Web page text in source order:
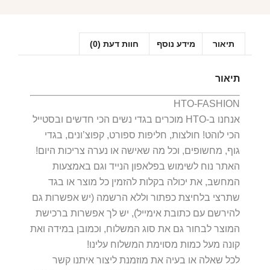
תיאור מידע נוסף חוות דעת (0)
תיאור
HTO-FASHION
אנחנו ב-HTO מוכרים בגדי נשים הכי חדשים ובסטייל
הכי לוהט! חולצות, חליפות ספורט, קפוצ’ונים, בגדי
גוף, מחשופים, וכל מה שאישה או נערה צריכות היום!
האתר נוח לשימוש בפלאפון הנייד וגם באמצעות
המחשב, את יכולה בקלות להזמין כל מוצר או בגד
שתרצי בלחיצת כפתור וללא הרשמה (יש אפשרות גם
להירשם עם כתובת אימייל), יש לך אפשרות ברכישת
המוצר לבחור גם את סוג המשלוח, וכמובן במידה ואת
קונה מעל כמות מסוימת המשלוח עלינו!
לכל שאלה או בעיה את מוזמנת ליצור איתנו קשר